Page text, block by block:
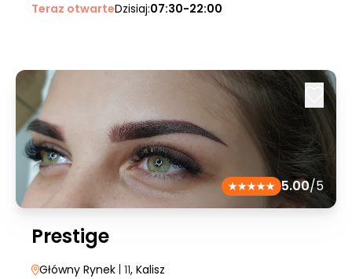
Teraz otwarteDzisiaj:07:30-22:00
5.00/5
Prestige
Główny Rynek | 11, Kalisz